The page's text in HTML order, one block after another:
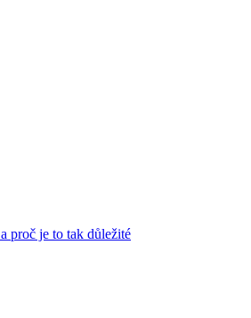
proč je to tak důležité